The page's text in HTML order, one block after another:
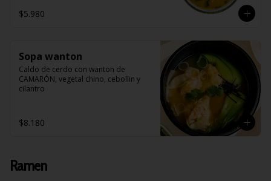
$5.980
Sopa wanton
Caldo de cerdo con wanton de
CAMARÓN, vegetal chino, cebollin y
cilantro
$8.180
Ramen